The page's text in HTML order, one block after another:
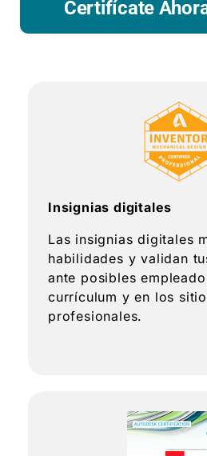
Certifícate
Insignias digitales
Las insignias digitales
habilidades y validan
ante posibles
currículum y en los
profesionales.